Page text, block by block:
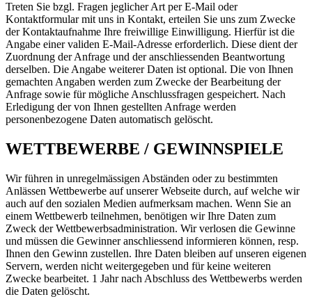
Treten Sie bzgl. Fragen jeglicher Art per E-Mail oder
Kontaktformular mit uns in Kontakt, erteilen Sie uns zum Zwecke
der Kontaktaufnahme Ihre freiwillige Einwilligung. Hierfür ist die
Angabe einer validen E-Mail-Adresse erforderlich. Diese dient der
Zuordnung der Anfrage und der anschliessenden Beantwortung
derselben. Die Angabe weiterer Daten ist optional. Die von Ihnen
gemachten Angaben werden zum Zwecke der Bearbeitung der
Anfrage sowie für mögliche Anschlussfragen gespeichert. Nach
Erledigung der von Ihnen gestellten Anfrage werden
personenbezogene Daten automatisch gelöscht.
WETTBEWERBE / GEWINNSPIELE
Wir führen in unregelmässigen Abständen oder zu bestimmten
Anlässen Wettbewerbe auf unserer Webseite durch, auf welche wir
auch auf den sozialen Medien aufmerksam machen. Wenn Sie an
einem Wettbewerb teilnehmen, benötigen wir Ihre Daten zum
Zweck der Wettbewerbsadministration. Wir verlosen die Gewinne
und müssen die Gewinner anschliessend informieren können, resp.
Ihnen den Gewinn zustellen. Ihre Daten bleiben auf unseren eigenen
Servern, werden nicht weitergegeben und für keine weiteren
Zwecke bearbeitet. 1 Jahr nach Abschluss des Wettbewerbs werden
die Daten gelöscht.